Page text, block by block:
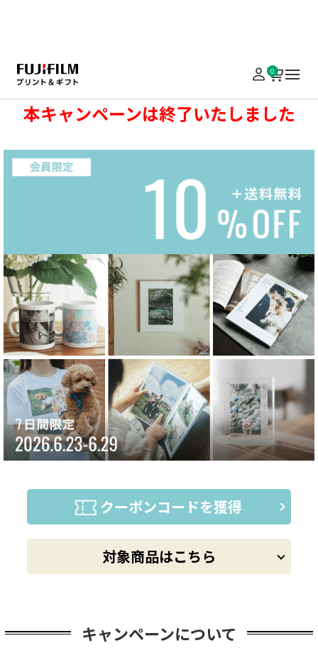
0
本キャンペーンは終了いたしました
クーポンコードを獲得
対象商品はこちら
キャンペーンについて